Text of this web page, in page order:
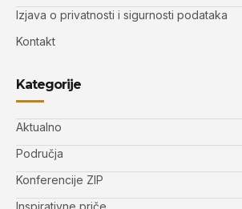
Izjava o privatnosti i sigurnosti podataka
Kontakt
Kategorije
Aktualno
Područja
Konferencije ZIP
Inspirativne priče